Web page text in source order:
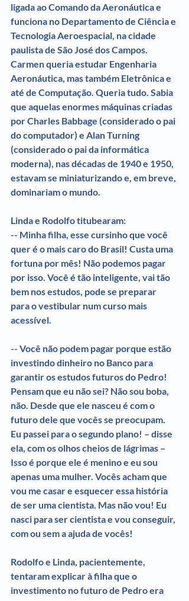
ligada ao Comando da Aeronáutica e
funciona no Departamento de Ciência e
Tecnologia Aeroespacial, na cidade
paulista de São José dos Campos.
Carmen queria estudar Engenharia
Aeronáutica, mas também Eletrônica e
até de Computação. Queria tudo. Sabia
que aquelas enormes máquinas criadas
por Charles Babbage (considerado o pai
do computador) e Alan Turning
(considerado o pai da informática
moderna), nas décadas de 1940 e 1950,
estavam se miniaturizando e, em breve,
dominariam o mundo.
Linda e Rodolfo titubearam:
-- Minha filha, esse cursinho que você
quer é o mais caro do Brasil! Custa uma
fortuna por mês! Não podemos pagar
por isso. Você é tão inteligente, vai tão
bem nos estudos, pode se preparar
para o vestibular num curso mais
acessível.
-- Você não podem pagar porque estão
investindo dinheiro no Banco para
garantir os estudos futuros do Pedro!
Pensam que eu não sei? Não sou boba,
não. Desde que ele nasceu é com o
futuro dele que vocês se preocupam.
Eu passei para o segundo plano! – disse
ela, com os olhos cheios de lágrimas –
Isso é porque ele é menino e eu sou
apenas uma mulher. Vocês acham que
vou me casar e esquecer essa história
de ser uma cientista. Mas não vou! Eu
nasci para ser cientista e vou conseguir,
com ou sem a ajuda de vocês!
Rodolfo e Linda, pacientemente,
tentaram explicar à filha que o
investimento no futuro de Pedro era